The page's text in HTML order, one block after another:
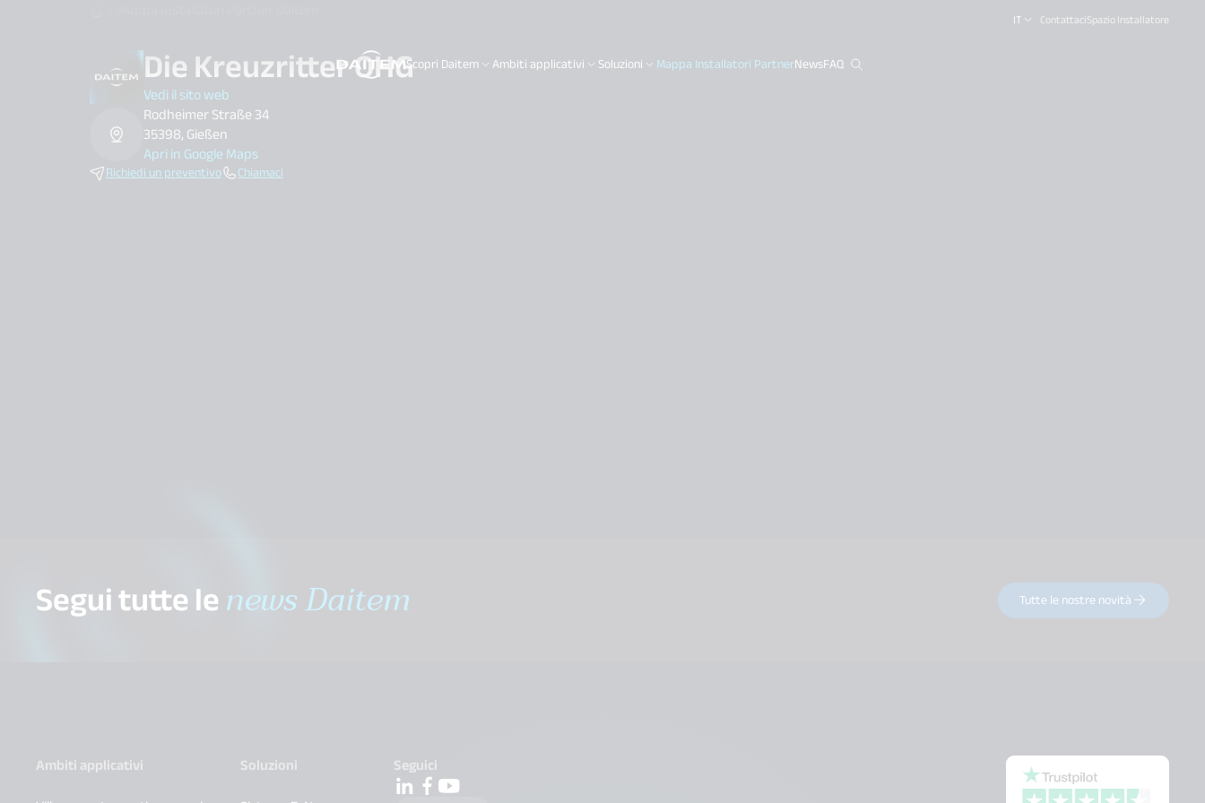
IT ContattaciSpazio Installatore
Scopri Daitem Ambiti applicativi Soluzioni Mappa Installatori PartnerNewsFAQ
search.label
Die Kreuzritter OHG
Vedi il sito web
Rodheimer Straße 34
35398, Gießen
Apri in Google Maps
Richiedi un preventivo Chiamaci
Segui tutte lenews Daitem Tutte le nostre novità
Ambiti applicativi
Soluzioni
Seguici